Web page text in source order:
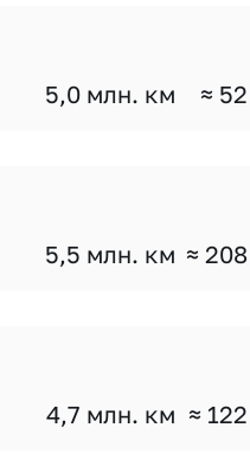
5,0 млн. км ≈
5,5 млн. км ≈
4,7 млн. км ≈